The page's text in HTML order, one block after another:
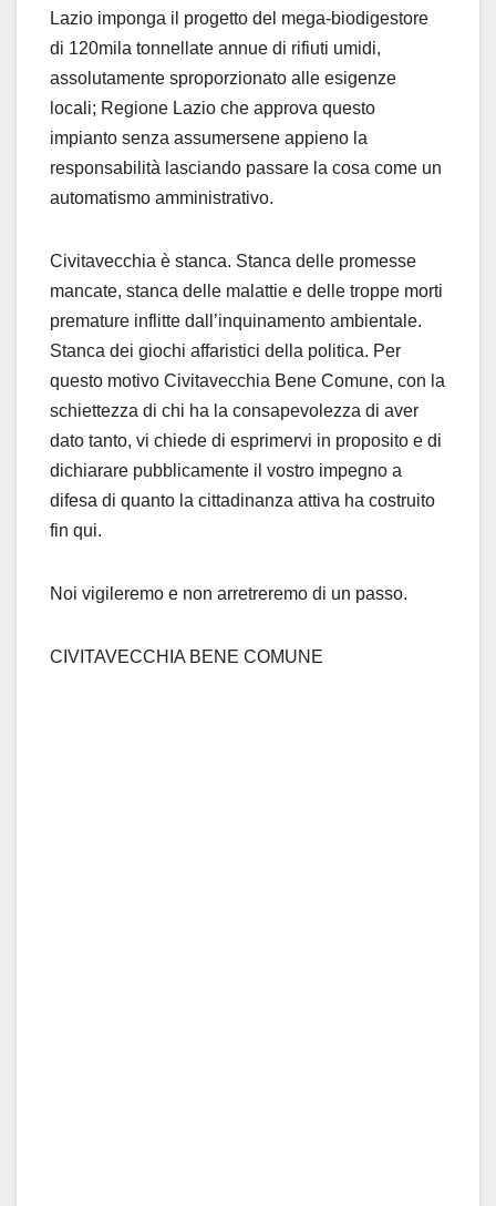
Lazio imponga il progetto del mega-biodigestore
di 120mila tonnellate annue di rifiuti umidi,
assolutamente sproporzionato alle esigenze
locali; Regione Lazio che approva questo
impianto senza assumersene appieno la
responsabilità lasciando passare la cosa come un
automatismo amministrativo.
Civitavecchia è stanca. Stanca delle promesse
mancate, stanca delle malattie e delle troppe morti
premature inflitte dall’inquinamento ambientale.
Stanca dei giochi affaristici della politica. Per
questo motivo Civitavecchia Bene Comune, con la
schiettezza di chi ha la consapevolezza di aver
dato tanto, vi chiede di esprimervi in proposito e di
dichiarare pubblicamente il vostro impegno a
difesa di quanto la cittadinanza attiva ha costruito
fin qui.
Noi vigileremo e non arretreremo di un passo.
CIVITAVECCHIA BENE COMUNE